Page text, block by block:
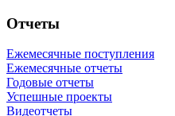
Отчеты
Ежемесячные поступления
Ежемесячные отчеты
Годовые отчеты
Успешные проекты
Видеотчеты